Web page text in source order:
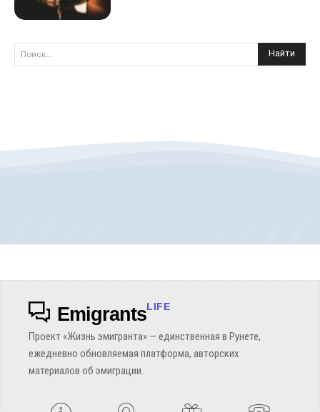
Поиск... Найти
EmigrantsLIFE
Проект «Жизнь эмигранта» — единственная в Рунете,
ежедневно обновляемая платформа, авторских
материалов об эмиграции.